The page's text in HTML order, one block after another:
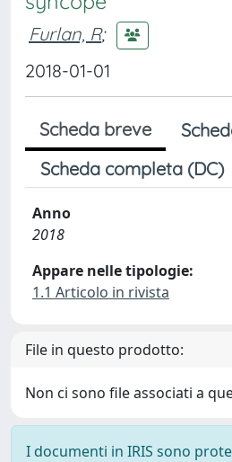
Furlan, R;
2018-01-01
Scheda breve
Scheda completa (DC)
Anno
2018
Appare nelle tipologie:
1.1 Articolo in rivista
File in questo prodotto:
Non ci sono file associati a
I documenti in IRIS sono